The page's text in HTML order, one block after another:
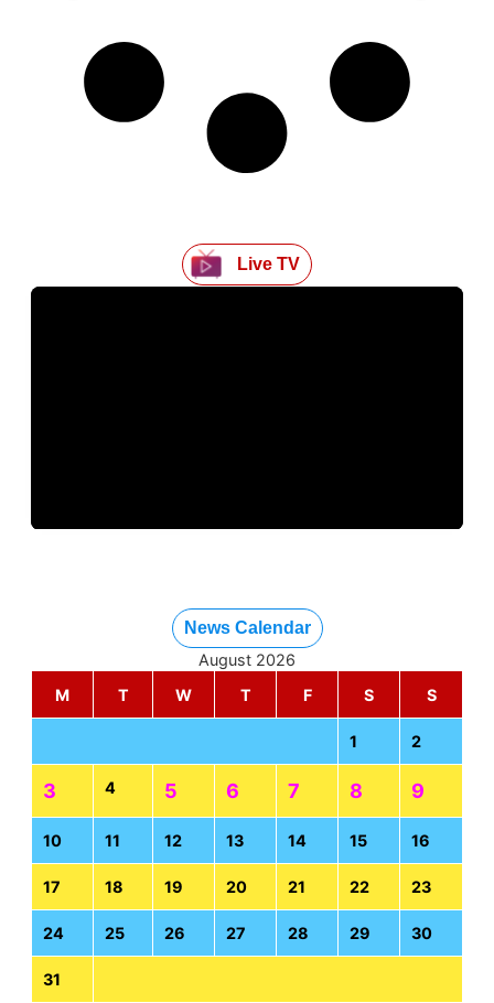
Live TV
News Calendar
August 2026
M
T W T F S S
1 2
3 4 5 6 7 8 9
10 11 12 13 14 15 16
17 18 19 20 21 22 23
24 25 26 27 28 29 30
31